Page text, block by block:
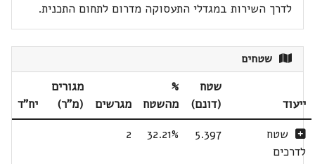
לדרך השירות במגדלי התעסוקה מדרום לתחום התכנית.
שטחים
ייעוד
שטח
(דונם)
%
מהשטח
מגרשים
מגורים
(מ"ר)
יח"ד
שטח
לדרכים
5.397
32.21%
2